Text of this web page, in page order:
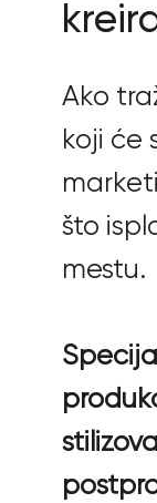
Ako
koji će
što
mestu.